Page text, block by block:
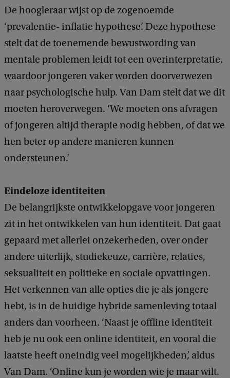
De hoogleraar wijst op de zogenoemde
‘prevalentie- inflatie hypothese’. Deze hypothese
stelt dat de toenemende bewustwording van
mentale problemen leidt tot een overinterpretatie,
waardoor jongeren vaker worden doorverwezen
naar psychologische hulp. Van Dam stelt dat we dit
moeten heroverwegen. ‘We moeten ons afvragen
of jongeren altijd therapie nodig hebben, of dat we
hen beter op andere manieren kunnen
ondersteunen.’
Eindeloze identiteiten
De belangrijkste ontwikkelopgave voor jongeren
zit in het ontwikkelen van hun identiteit. Dat gaat
gepaard met allerlei onzekerheden, over onder
andere uiterlijk, studiekeuze, carrière, relaties,
seksualiteit en politieke en sociale opvattingen.
Het verkennen van alle opties die je als jongere
hebt, is in de huidige hybride samenleving totaal
anders dan voorheen. ‘Naast je offline identiteit
heb je nu ook een online identiteit, en vooral die
laatste heeft oneindig veel mogelijkheden’, aldus
Van Dam. ‘Online kun je worden wie je maar wilt.